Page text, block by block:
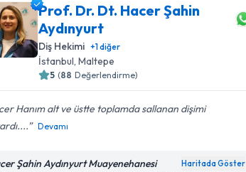
Prof. Dr. Dt. Hacer Şahin
Aydınyurt
Diş Hekimi +1diğer
İstanbul , Maltepe
5 (88 Değerlendirme)
Hanım alt ve üstte toplamda sallanan dişimi
Devamı
Şahin Aydınyurt Muayenehanesi Haritada Göster